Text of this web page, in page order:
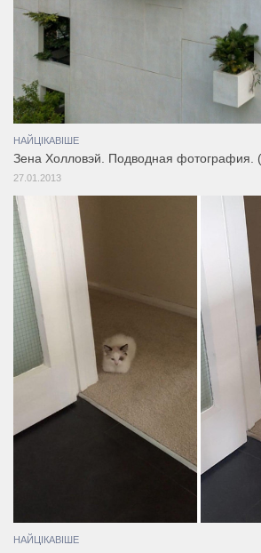
НАЙЦІКАВІШЕ
Зена Холловэй. Подводная фотография.
27.01.2013
НАЙЦІКАВІШЕ